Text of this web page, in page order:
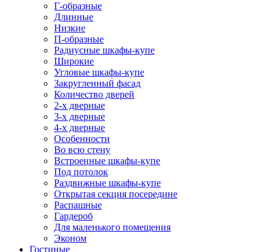
Г-образные
Длинные
Низкие
П-образные
Радиусные шкафы-купе
Широкие
Угловые шкафы-купе
Закругленный фасад
Количество дверей
2-х дверные
3-х дверные
4-х дверные
Особенности
Во всю стену
Встроенные шкафы-купе
Под потолок
Раздвижные шкафы-купе
Открытая секция посередине
Распашные
Гардероб
Для маленького помещения
Эконом
Гостиные